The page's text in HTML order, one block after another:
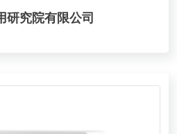
究院有限公司